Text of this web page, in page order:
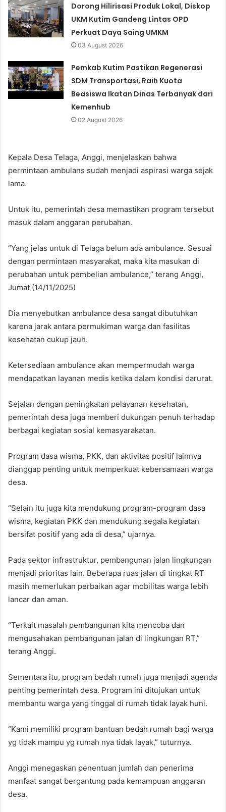
Dorong Hilirisasi Produk Lokal, Diskop
UKM Kutim Gandeng Lintas OPD
Perkuat Daya Saing UMKM
03 August 2026
Pemkab Kutim Pastikan Regenerasi
SDM Transportasi, Raih Kuota
Beasiswa Ikatan Dinas Terbanyak dari
Kemenhub
02 August 2026
Kepala Desa Telaga, Anggi, menjelaskan bahwa
permintaan ambulans sudah menjadi aspirasi warga sejak
lama.
Untuk itu, pemerintah desa memastikan program tersebut
masuk dalam anggaran perubahan.
“Yang jelas untuk di Telaga belum ada ambulance. Sesuai
dengan permintaan masyarakat, maka kita masukan di
perubahan untuk pembelian ambulance,” terang Anggi,
Jumat (14/11/2025)
Dia menyebutkan ambulance desa sangat dibutuhkan
karena jarak antara permukiman warga dan fasilitas
kesehatan cukup jauh.
Ketersediaan ambulance akan mempermudah warga
mendapatkan layanan medis ketika dalam kondisi darurat.
Sejalan dengan peningkatan pelayanan kesehatan,
pemerintah desa juga memberi dukungan penuh terhadap
berbagai kegiatan sosial kemasyarakatan.
Program dasa wisma, PKK, dan aktivitas positif lainnya
dianggap penting untuk memperkuat kebersamaan warga
desa.
“Selain itu juga kita mendukung program-program dasa
wisma, kegiatan PKK dan mendukung segala kegiatan
bersifat positif yang ada di desa,” ujarnya.
Pada sektor infrastruktur, pembangunan jalan lingkungan
menjadi prioritas lain. Beberapa ruas jalan di tingkat RT
masih memerlukan perbaikan agar mobilitas warga lebih
lancar dan aman.
“Terkait masalah pembangunan kita mencoba dan
mengusahakan pembangunan jalan di lingkungan RT,”
terang Anggi.
Sementara itu, program bedah rumah juga menjadi agenda
penting pemerintah desa. Program ini ditujukan untuk
membantu warga yang tinggal di rumah tidak layak huni.
“Kami memiliki program bantuan bedah rumah bagi warga
yg tidak mampu yg rumah nya tidak layak,” tuturnya.
Anggi menegaskan penentuan jumlah dan penerima
manfaat sangat bergantung pada kemampuan anggaran
desa.